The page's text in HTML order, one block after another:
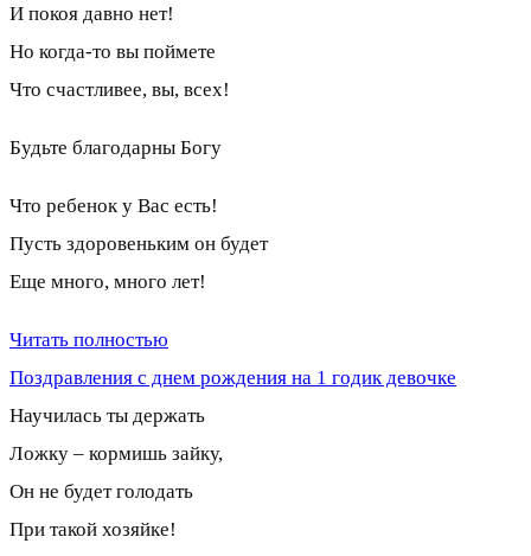
И покоя давно нет!
Но когда-то вы поймете
Что счастливее, вы, всех!
Будьте благодарны Богу
Что ребенок у Вас есть!
Пусть здоровеньким он будет
Еще много, много лет!
Читать полностью
Поздравления с днем рождения на 1 годик девочке
Научилась ты держать
Ложку – кормишь зайку,
Он не будет голодать
При такой хозяйке!